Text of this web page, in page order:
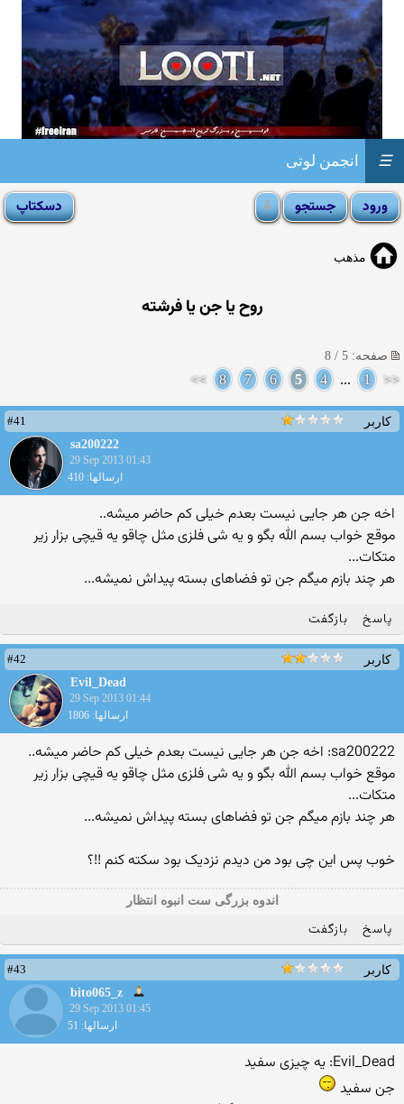
انجمن لوتی ☰
مذهب
روح یا جن یا فرشته
صفحه: 5 / 8
<<
1
...
4
5
6
7
8
>>
کاربر
#41
sa200222
29 Sep 2013 01:43
ارسالها: 410
اخه جن هر جایی نیست بعدم خیلی کم حاضر میشه..
موقع خواب بسم الله بگو و یه شی فلزی مثل چاقو یه قیچی بزار زیر
متکات...
هر چند بازم میگم جن تو فضاهای بسته پیداش نمیشه...
پاسخ بازگفت
کاربر
#42
Evil_Dead
29 Sep 2013 01:44
ارسالها: 1806
sa200222: اخه جن هر جایی نیست بعدم خیلی کم حاضر میشه..
موقع خواب بسم الله بگو و یه شی فلزی مثل چاقو یه قیچی بزار زیر
متکات...
هر چند بازم میگم جن تو فضاهای بسته پیداش نمیشه...
خوب پس این چی بود من دیدم نزدیک بود سکته کنم !!؟
اندوه بزرگی ست انبوه انتظار
پاسخ بازگفت
کاربر
#43
bito065_z
29 Sep 2013 01:45
ارسالها: 51
Evil_Dead: یه چیزی سفید
جن سفید